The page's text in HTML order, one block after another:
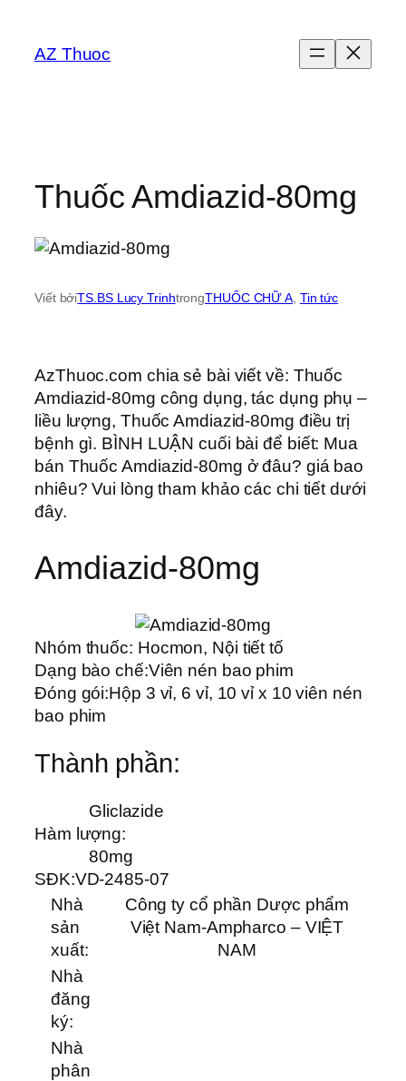
phầnAZ Thuoc
Thuốc Amdiazid-80mg
Viết bởiTS.BS Lucy TrinhtrongTHUỐC CHỮ A Tin tức
AzThuoc.com chia sẻ bài viết về: Thuốc
Amdiazid-80mg công dụng, tác dụng phụ –
liều lượng, Thuốc Amdiazid-80mg điều trị
bệnh gì. BÌNH LUẬN cuối bài để biết: Mua
bán Thuốc Amdiazid-80mg ở đâu? giá bao
nhiêu? Vui lòng tham khảo các chi tiết dưới
đây.
Amdiazid-80mg
Nhóm thuốc: Hocmon, Nội tiết tố
Dạng bào chế:Viên nén bao phim
Đóng gói:Hộp 3 vỉ, 6 vỉ, 10 vỉ x 10 viên nén
bao phim
Thành phần:
Gliclazide
Hàm lượng:
80mg
SĐK:VD-2485-07
Nhà
sản
xuất:
Công ty cổ phần Dược phẩm
Việt Nam-Ampharco – VIỆT
NAM
Nhà
đăng
ký:
Nhà
phân